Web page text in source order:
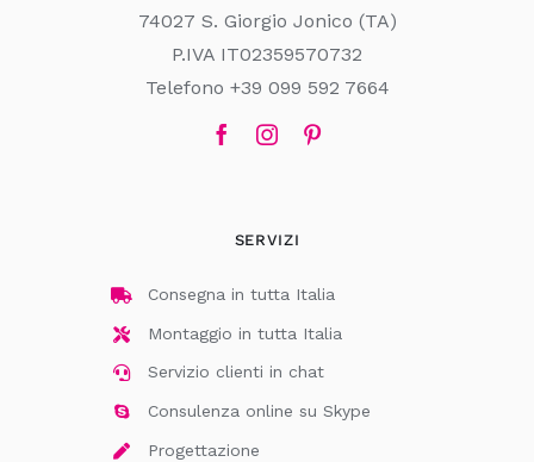
74027 S. Giorgio Jonico (TA)
P.IVA IT02359570732
Telefono +39 099 592 7664
SERVIZI
Consegna in tutta Italia
Montaggio in tutta Italia
Servizio clienti in chat
Consulenza online su Skype
Progettazione